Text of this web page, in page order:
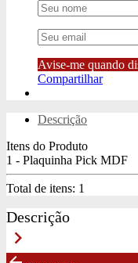
Avise-me quando
Compartilhar
Descrição
Itens do Produto
1 - Plaquinha Pick MDF
Total de itens: 1
Descrição
keyboard_arrow_right